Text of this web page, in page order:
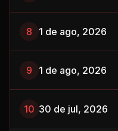
8 1 de ago, 2026
9 1 de ago, 2026
10 30 de jul, 2026